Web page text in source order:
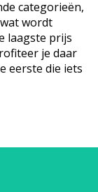
categorieën,
wordt
laagste prijs
je daar
eerste die iets